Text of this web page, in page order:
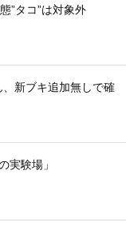
”タコ”は対象外
、新ブキ追加無しで確
実験場」